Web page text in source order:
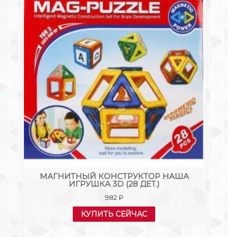
МАГНИТНЫЙ КОНСТРУКТОР НАША
ИГРУШКА 3D (28 ДЕТ.)
982 ₽
КУПИТЬ СЕЙЧАС